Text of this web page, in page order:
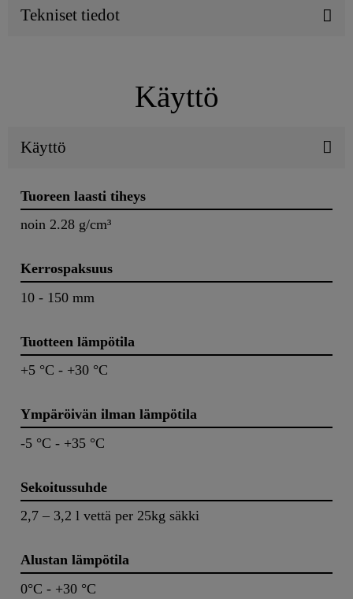
Tekniset tiedot
Käyttö
Käyttö
Tuoreen laasti tiheys
noin 2.28 g/cm³
Kerrospaksuus
10 - 150 mm
Tuotteen lämpötila
+5 °C - +30 °C
Ympäröivän ilman lämpötila
-5 °C - +35 °C
Sekoitussuhde
2,7 – 3,2 l vettä per 25kg säkki
Alustan lämpötila
0°C - +30 °C